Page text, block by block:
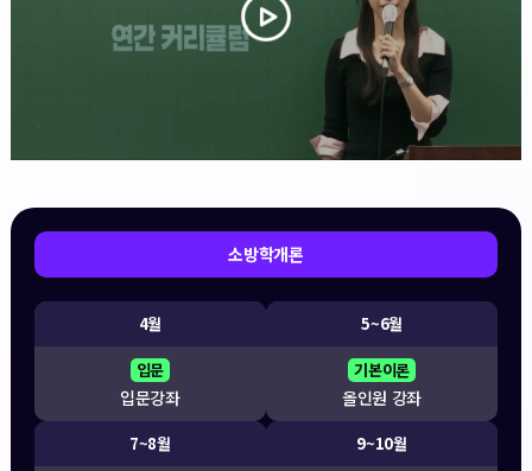
소방학개론
4월
입문
입문강좌
5~6월
기본이론
올인원 강좌
7~8월 9~10월